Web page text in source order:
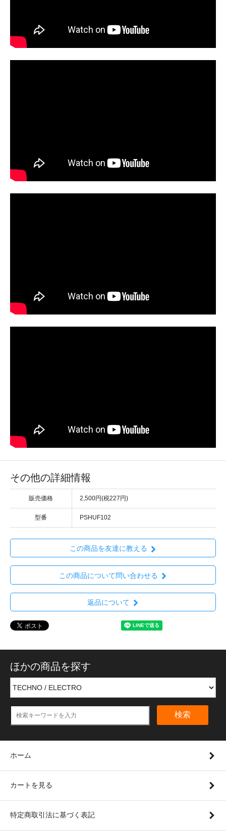
その他の詳細情報
販売価格 2,500円(税227円)
型番 PSHUF102
この商品を友達に教える
この商品について問い合わせる
返品について
ほかの商品を探す
検索
ホーム
カートを見る
特定商取引法に基づく表記